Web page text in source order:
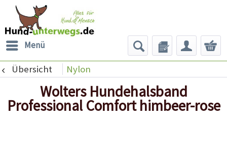
Menü
Übersicht Nylon
Wolters Hundehalsband
Professional Comfort himbeer-rose